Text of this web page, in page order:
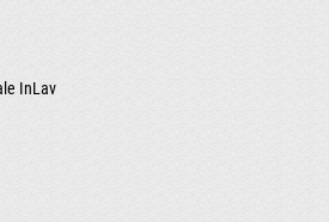
InLav